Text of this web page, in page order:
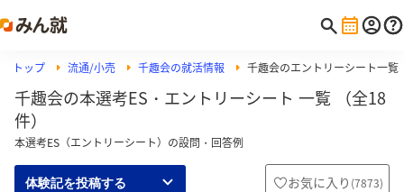
トップ 流通/小売 千趣会の就活情報 千趣会のエントリーシート一覧
千趣会の本選考ES・エントリーシート 一覧 （全18
件）
本選考ES（エントリーシート）の設問・回答例
体験記を投稿する お気に入り (7873)